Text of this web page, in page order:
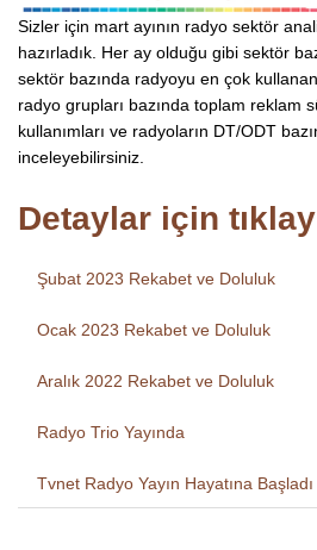
Sizler için mart ayının radyo sektör
hazırladık. Her ay olduğu gibi sektör
sektör bazında radyoyu en çok
radyo grupları bazında toplam reklam
kullanımları ve radyoların DT/ODT
inceleyebilirsiniz.
Detaylar için
Şubat 2023 Rekabet ve Doluluk
Ocak 2023 Rekabet ve Doluluk
Aralık 2022 Rekabet ve Doluluk
Radyo Trio Yayında
Tvnet Radyo Yayın Hayatına Başladı